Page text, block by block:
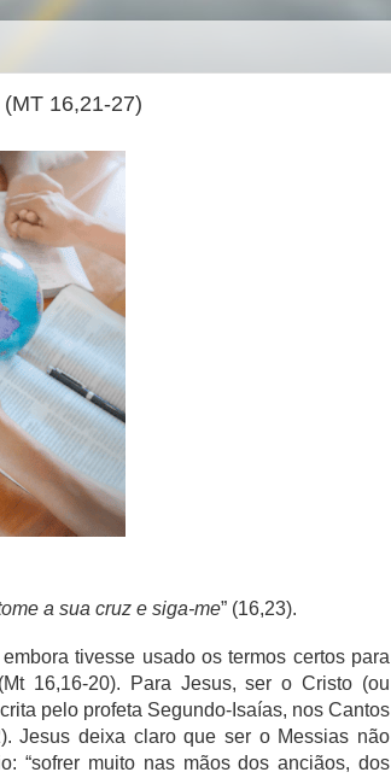
16,21-27)
a sua cruz e siga-me” (16,23).
tivesse usado os termos certos para
16,16-20). Para Jesus, ser o Cristo (ou
pelo profeta Segundo-Isaías, nos Cantos
Jesus deixa claro que ser o Messias não
“sofrer muito nas mãos dos anciãos, dos